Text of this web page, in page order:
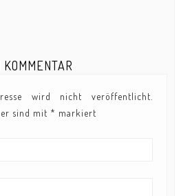
wird nicht veröffentlicht.
sind mit * markiert